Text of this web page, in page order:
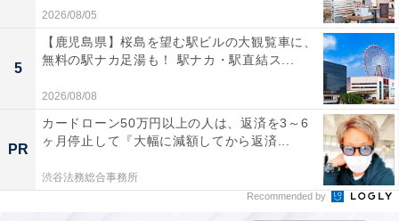
2026/08/05
5
【鹿児島県】桜島を望む駅ビルの大観覧車に、
無料の駅ナカ足湯も！ 駅ナカ・駅直結ス...
2026/08/08
PR
カードローン50万円以上の人は、返済を3～6
ヶ月停止して『大幅に減額してから返済...
渋谷法務総合事務所
Recommended by